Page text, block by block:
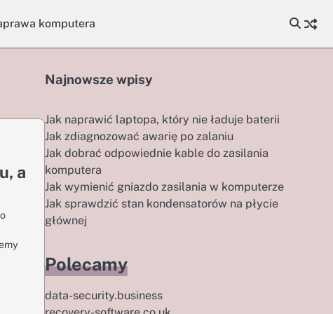
komputera
a
Najnowsze wpisy
Jak naprawić laptopa, który nie ładuje baterii
Jak zdiagnozować awarię po zalaniu
Jak dobrać odpowiednie kable do zasilania
komputera
Jak wymienić gniazdo zasilania w komputerze
Jak sprawdzić stan kondensatorów na płycie
głównej
Polecamy
data-security.business